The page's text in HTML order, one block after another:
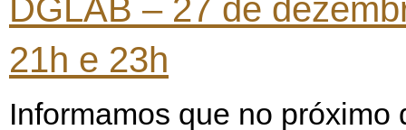
DGLAB – 27 de
21h e 23h
Informamos que no próximo